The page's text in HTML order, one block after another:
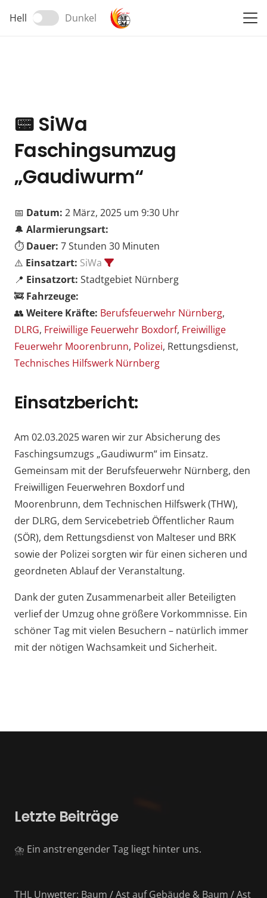
Hell Dunkel
📟SiWa
Faschingsumzug
„Gaudiwurm“
📅 Datum: 2 März, 2025 um 9:30 Uhr
🔔 Alarmierungsart:
⏱️ Dauer: 7 Stunden 30 Minuten
⚠️ Einsatzart: SiWa
📍 Einsatzort: Stadtgebiet Nürnberg
🚒 Fahrzeuge:
👥 Weitere Kräfte: Berufsfeuerwehr Nürnberg,
DLRG, Freiwillige Feuerwehr Boxdorf, Freiwillige
Feuerwehr Moorenbrunn, Polizei, Rettungsdienst,
Technisches Hilfswerk Nürnberg
Einsatzbericht:
Am 02.03.2025 waren wir zur Absicherung des
Faschingsumzugs „Gaudiwurm“ im Einsatz.
Gemeinsam mit der Berufsfeuerwehr Nürnberg, den
Freiwilligen Feuerwehren Boxdorf und
Moorenbrunn, dem Technischen Hilfswerk (THW),
der DLRG, dem Servicebetrieb Öffentlicher Raum
(SÖR), dem Rettungsdienst von Malteser und BRK
sowie der Polizei sorgten wir für einen sicheren und
geordneten Ablauf der Veranstaltung.
Dank der guten Zusammenarbeit aller Beteiligten
verlief der Umzug ohne größere Vorkommnisse. Ein
schöner Tag mit vielen Besuchern – natürlich immer
mit der nötigen Wachsamkeit und Sicherheit.
Letzte Beiträge
⛈️ Ein anstrengender Tag liegt hinter uns.
THL Unwetter: Baum / Ast auf Gebäude & Baum / Ast